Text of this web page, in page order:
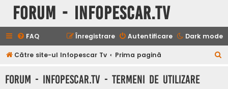
Forum - InfoPescar.Tv
Dark mode
FAQ Autentificare
Înregistrare
Către site-ul Infopescar Tv Prima pagină
Forum - InfoPescar.Tv - Termeni de utilizare